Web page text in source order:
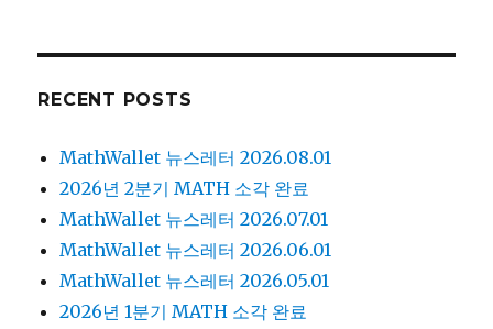
RECENT POSTS
MathWallet 뉴스레터 2026.08.01
2026년 2분기 MATH 소각 완료
MathWallet 뉴스레터 2026.07.01
MathWallet 뉴스레터 2026.06.01
MathWallet 뉴스레터 2026.05.01
2026년 1분기 MATH 소각 완료